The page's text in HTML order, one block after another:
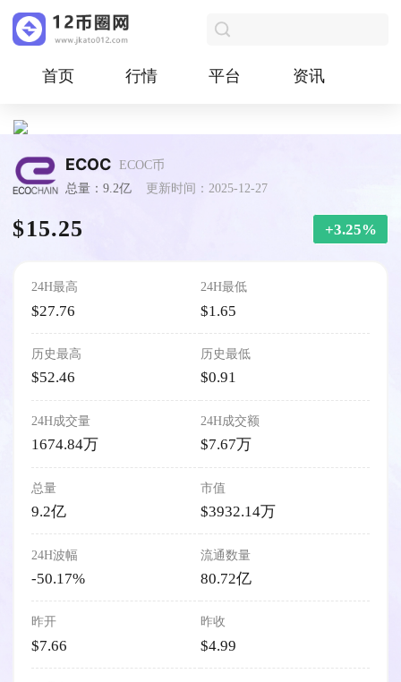
首页 行情 平台 资讯
ECOC ECOC币
总量：9.2亿
更新时间：2025-12-27
$15.25 +3.25%
24H最高
$27.76
24H最低
$1.65
历史最高
$52.46
历史最低
$0.91
24H成交量
1674.84万
24H成交额
$7.67万
总量
9.2亿
市值
$3932.14万
24H波幅
-50.17%
流通数量
80.72亿
昨开
$7.66
昨收
$4.99